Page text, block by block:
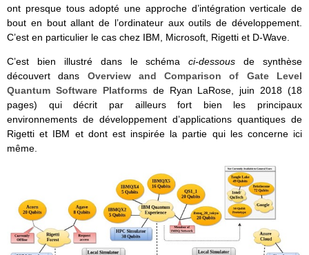
ont presque tous adopté une approche d’intégration verticale de
bout en bout allant de l’ordinateur aux outils de développement.
C’est en particulier le cas chez IBM, Microsoft, Rigetti et D-Wave.
C’est bien illustré dans le schémaci-dessous de synthèse
découvert dans Overview and Comparison of Gate Level
Quantum Software Platforms de Ryan LaRose, juin 2018 (18
pages) qui décrit par ailleurs fort bien les principaux
environnements de développement d’applications quantiques de
Rigetti et IBM et dont est inspirée la partie qui les concerne ici
même.